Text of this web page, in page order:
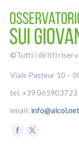
©Tutti i diritti
Viale Pasteur 10 –
tel. +39 065903723
email: info@alcol.net
Find us on:
Facebook
X